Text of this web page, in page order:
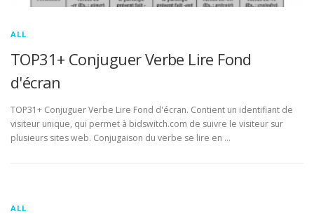
ALL
TOP31+ Conjuguer Verbe Lire Fond
d'écran
TOP31+ Conjuguer Verbe Lire Fond d'écran. Contient un identifiant de
visiteur unique, qui permet à bidswitch.com de suivre le visiteur sur
plusieurs sites web. Conjugaison du verbe se lire en …
ALL